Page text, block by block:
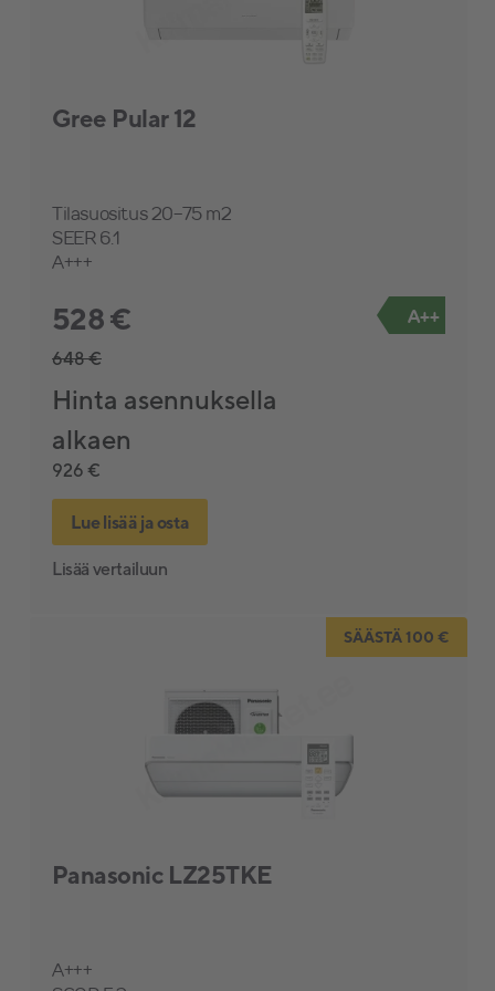
Gree Pular 12
Tilasuositus 20-75 m2
SEER 6.1
A+++
528 €
648 €
Hinta asennuksella
alkaen
926 €
A++
Lue lisää ja osta
Lisää vertailuun
SÄÄSTÄ 100 €
Panasonic LZ25TKE
A+++